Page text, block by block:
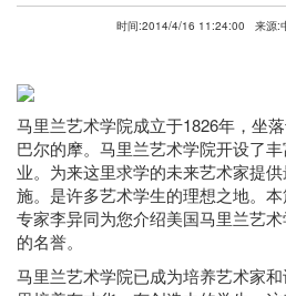
时间:2014/4/16 11:24:00 来源:
马里兰艺术学院成立于1826年，坐
巴尔的摩。马里兰艺术学院开设了
业。为来这里求学的未来艺术家提
施。是许多艺术学生的理想之地。
专家李异同为您介绍美国马里兰艺
的名誉。
马里兰艺术学院已成为培养艺术家